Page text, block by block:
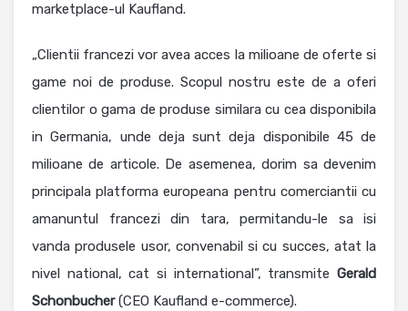
marketplace-ul Kaufland.
„Clientii francezi vor avea acces la milioane de oferte si
game noi de produse. Scopul nostru este de a oferi
clientilor o gama de produse similara cu cea disponibila
in Germania, unde deja sunt deja disponibile 45 de
milioane de articole. De asemenea, dorim sa devenim
principala platforma europeana pentru comerciantii cu
amanuntul francezi din tara, permitandu-le sa isi
vanda produsele usor, convenabil si cu succes, atat la
nivel national, cat si international”, transmite Gerald
Schonbucher(CEO Kaufland e-commerce).